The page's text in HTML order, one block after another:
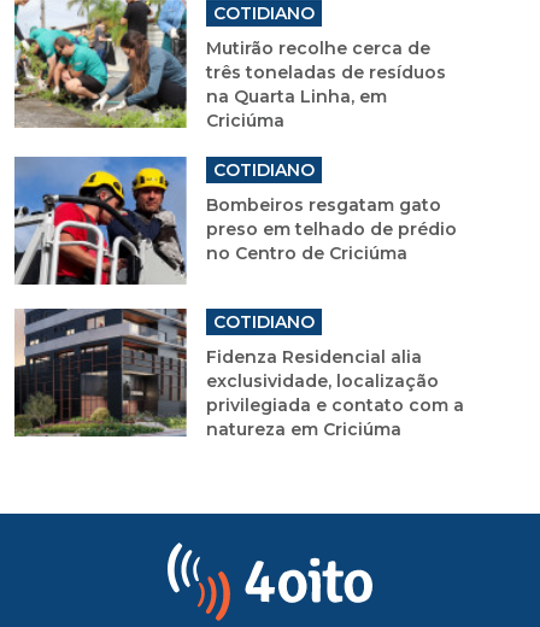
COTIDIANO
Mutirão recolhe cerca de
três toneladas de resíduos
na Quarta Linha, em
Criciúma
COTIDIANO
Bombeiros resgatam gato
preso em telhado de prédio
no Centro de Criciúma
COTIDIANO
Fidenza Residencial alia
exclusividade, localização
privilegiada e contato com a
natureza em Criciúma